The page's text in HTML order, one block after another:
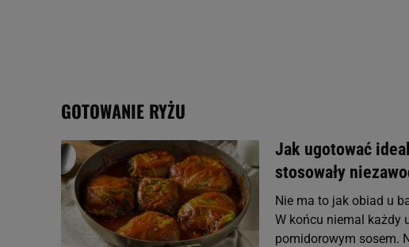
GOTOWANIE RYŻU
Jak ugotować
stosowały
Nie ma to jak obiad u
W końcu niemal każdy
pomidorowym sosem.